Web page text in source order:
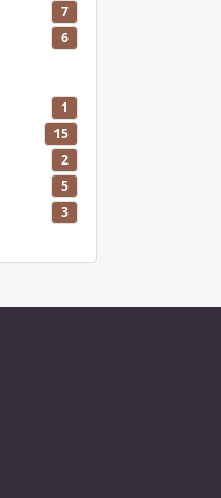
7
6
1
15
2
5
3